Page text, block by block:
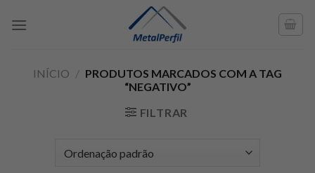
INÍCIO / PRODUTOS MARCADOS COM A TAG
“NEGATIVO”
FILTRAR